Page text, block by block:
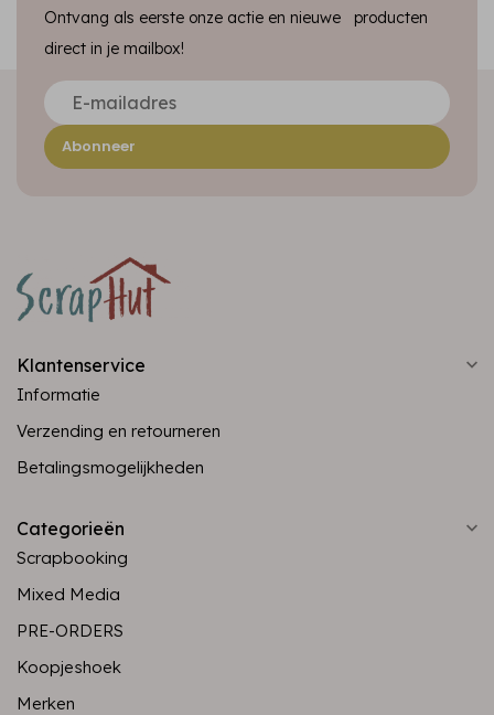
Ontvang als eerste onze actie en nieuwe producten
direct in je mailbox!
Abonneer
Klantenservice
Informatie
Verzending en retourneren
Betalingsmogelijkheden
Categorieën
Scrapbooking
Mixed Media
PRE-ORDERS
Koopjeshoek
Merken